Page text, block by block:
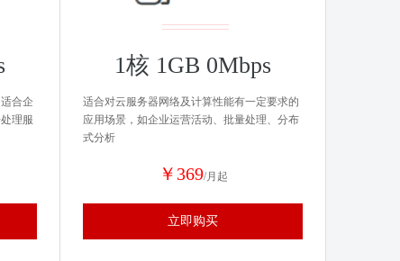
合企
理服
1核 1GB 0Mbps
适合对云服务器网络及计算性能有一定要求的
应用场景，如企业运营活动、批量处理、分布
式分析
￥369/月起
立即购买